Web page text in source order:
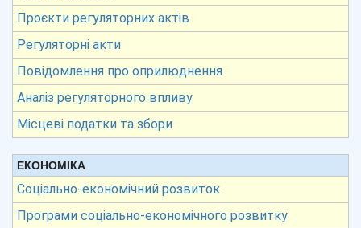
Проєкти регуляторних актів
Регуляторні акти
Повідомлення про оприлюднення
Аналіз регуляторного впливу
Місцеві податки та збори
ЕКОНОМІКА
Соціально-економічний розвиток
Програми соціально-економічного розвитку